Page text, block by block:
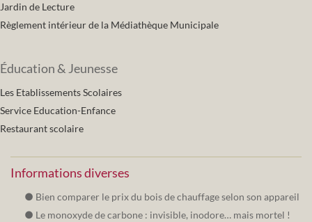
Jardin de Lecture
Règlement intérieur de la Médiathèque Municipale
Éducation & Jeunesse
Les Etablissements Scolaires
Service Education-Enfance
Restaurant scolaire
Informations diverses
Bien comparer le prix du bois de chauffage selon son appareil
Le monoxyde de carbone : invisible, inodore… mais mortel !